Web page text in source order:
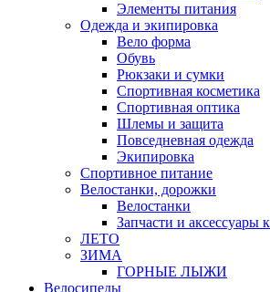
Элементы питания
Одежда и экипировка
Вело форма
Обувь
Рюкзаки и сумки
Спортивная косметика
Спортивная оптика
Шлемы и защита
Повседневная одежда
Экипировка
Спортивное питание
Велостанки, дорожки
Велостанки
Запчасти и аксессуары
ЛЕТО
ЗИМА
ГОРНЫЕ ЛЫЖИ
Велосипеды